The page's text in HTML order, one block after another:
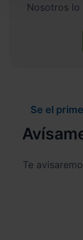
Nosotros
Se el
Te